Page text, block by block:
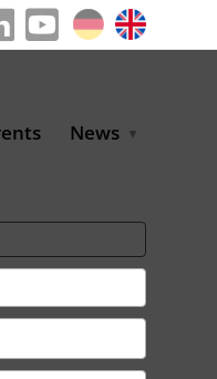
News